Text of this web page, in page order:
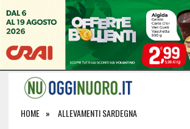
HOME ALLEVAMENTI SARDEGNA